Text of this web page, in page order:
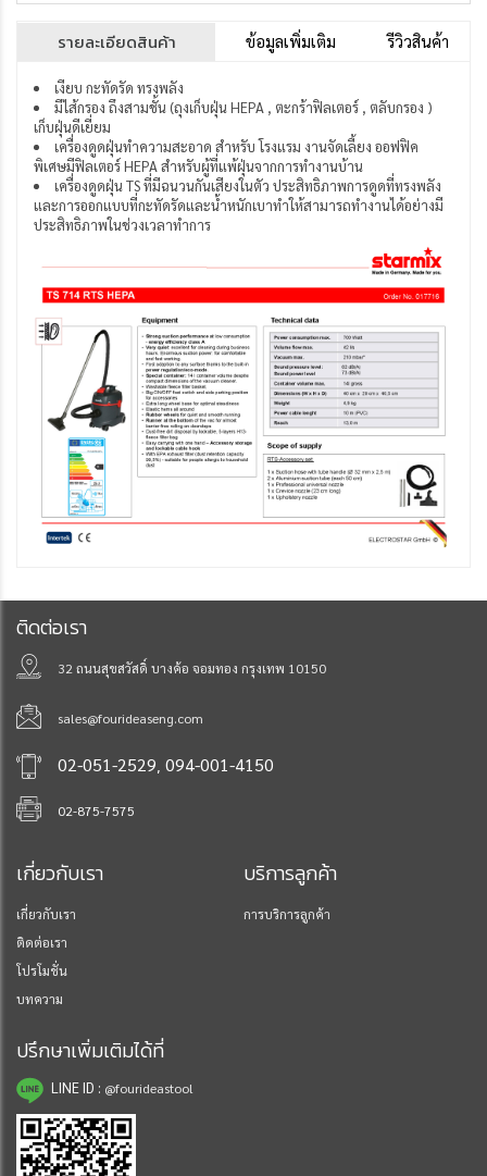
รายละเอียดสินค้า ข้อมูลเพิ่มเติม รีวิวสินค้า
เงียบ กะทัดรัด ทรงพลัง
มีไส้กรอง ถึงสามชั้น (ถุงเก็บฝุ่น HEPA , ตะกร้าฟิลเตอร์ , ตลับกรอง )
เก็บฝุ่นดีเยี่ยม
เครื่องดูดฝุ่นทำความสะอาด สำหรับ โรงแรม งานจัดเลี้ยง ออฟฟิค
พิเศษมีฟิลเตอร์ HEPA สำหรับผู้ที่แพ้ฝุ่นจากการทำงานบ้าน
เครื่องดูดฝุ่น TS ที่มีฉนวนกันเสียงในตัว ประสิทธิภาพการดูดที่ทรงพลัง
และการออกแบบที่กะทัดรัดและน้ำหนักเบาทำให้สามารถทำงานได้อย่างมี
ประสิทธิภาพในช่วงเวลาทำการ
ติดต่อเรา
32 ถนนสุขสวัสดิ์ บางค้อ จอมทอง กรุงเทพ 10150
sales@fourideaseng.com
02-051-2529, 094-001-4150
02-875-7575
เกี่ยวกับเรา
เกี่ยวกับเรา
ติดต่อเรา
โปรโมชั่น
บทความ
บริการลูกค้า
การบริการลูกค้า
ปรึกษาเพิ่มเติมได้ที่
LINE ID : @fourideastool